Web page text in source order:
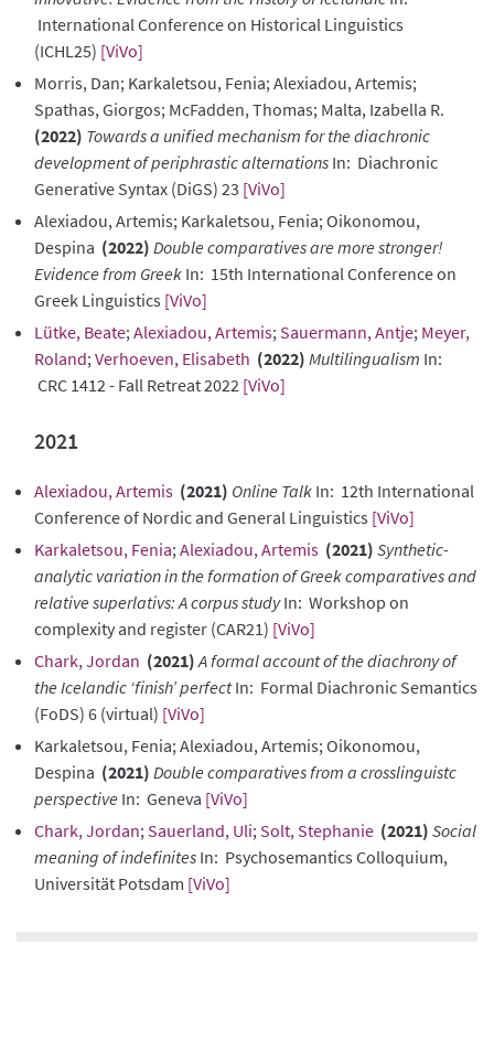
International Conference on Historical Linguistics
(ICHL25) [ViVo]
Morris, Dan; Karkaletsou, Fenia; Alexiadou, Artemis;
Spathas, Giorgos; McFadden, Thomas; Malta, Izabella R.
(2022) Towards a unified mechanism for the diachronic
development of periphrastic alternations In: Diachronic
Generative Syntax (DiGS) 23 [ViVo]
Alexiadou, Artemis; Karkaletsou, Fenia; Oikonomou,
Despina (2022) Double comparatives are more stronger!
Evidence from Greek In: 15th International Conference on
Greek Linguistics [ViVo]
Lütke, Beate; Alexiadou, Artemis; Sauermann, Antje; Meyer,
Roland; Verhoeven, Elisabeth (2022) Multilingualism In:
CRC 1412 - Fall Retreat 2022 [ViVo]
2021
Alexiadou, Artemis (2021) Online Talk In: 12th International
Conference of Nordic and General Linguistics [ViVo]
Karkaletsou, Fenia; Alexiadou, Artemis (2021) Synthetic-
analytic variation in the formation of Greek comparatives and
relative superlativs: A corpus studyIn: Workshop on
complexity and register (CAR21) [ViVo]
Chark, Jordan (2021) A formal account of the diachrony of
the Icelandic ‘finish’ perfectIn: Formal Diachronic Semantics
(FoDS) 6 (virtual) [ViVo]
Karkaletsou, Fenia; Alexiadou, Artemis; Oikonomou,
Despina (2021) Double comparatives from a crosslinguistc
perspective In: Geneva [ViVo]
Chark, Jordan; Sauerland, Uli; Solt, Stephanie (2021) Social
meaning of indefinites In: Psychosemantics Colloquium,
Universität Potsdam [ViVo]